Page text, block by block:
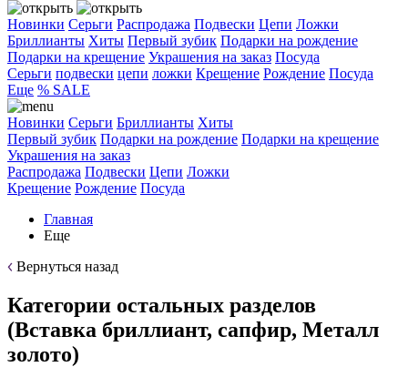
Новинки Серьги Распродажа Подвески Цепи Ложки
Бриллианты Хиты Первый зубик Подарки на рождение
Подарки на крещение Украшения на заказ Посуда
Cерьги подвески цепи ложки Крещение Рождение Посуда
Еще % SALE
Новинки Серьги Бриллианты Хиты
Первый зубик Подарки на рождение Подарки на крещение
Украшения на заказ
Распродажа Подвески Цепи Ложки
Крещение Рождение Посуда
Главная
Еще
Вернуться назад
Категории остальных разделов
(Вставка бриллиант, сапфир, Металл
золото)